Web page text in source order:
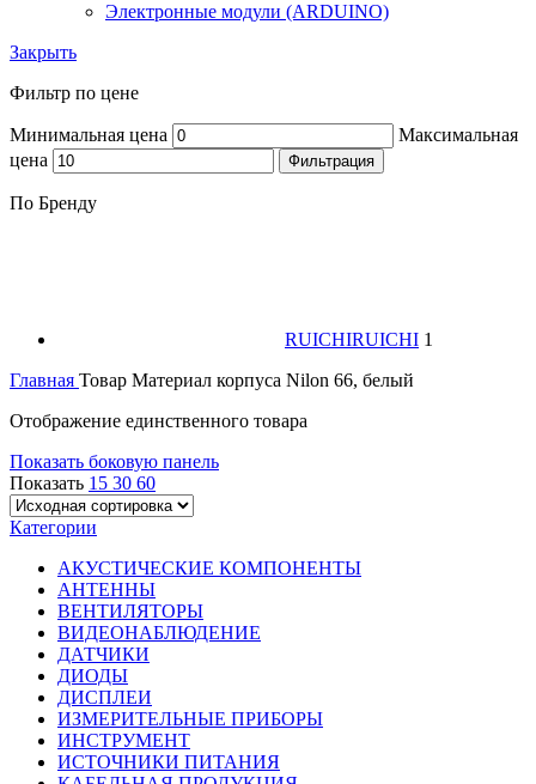
Электронные модули (ARDUINO)
Закрыть
Фильтр по цене
Минимальная цена
Максимальная
цена
Фильтрация
По Бренду
RUICHIRUICHI 1
Главная Товар Материал корпуса Nilon 66, белый
Отображение единственного товара
Показать боковую панель
Показать 15 30 60
Категории
АКУСТИЧЕСКИЕ КОМПОНЕНТЫ
АНТЕННЫ
ВЕНТИЛЯТОРЫ
ВИДЕОНАБЛЮДЕНИЕ
ДАТЧИКИ
ДИОДЫ
ДИСПЛЕИ
ИЗМЕРИТЕЛЬНЫЕ ПРИБОРЫ
ИНСТРУМЕНТ
ИСТОЧНИКИ ПИТАНИЯ